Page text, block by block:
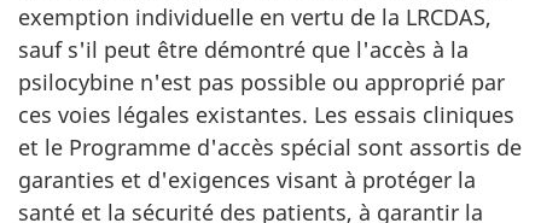
exemption individuelle en vertu de la LRCDAS,
sauf s'il peut être démontré que l'accès à la
psilocybine n'est pas possible ou approprié par
ces voies légales existantes. Les essais cliniques
et le Programme d'accès spécial sont assortis de
garanties et d'exigences visant à protéger la
santé et la sécurité des patients, à garantir la